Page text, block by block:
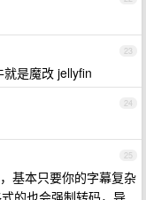
23
是魔改 jellyfin
24
25
基本只要你的字幕复杂
的也会强制转码，导